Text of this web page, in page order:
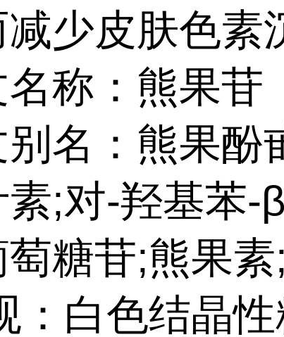
少皮肤色素
名称：熊果苷
别名：熊果酚
;对-羟基苯-
糖苷;熊果素;
：白色结晶